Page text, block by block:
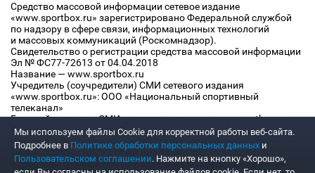
Средство массовой информации сетевое издание
«www.sportbox.ru» зарегистрировано Федеральной службой
по надзору в сфере связи, информационных технологий
и массовых коммуникаций (Роскомнадзор).
Свидетельство о регистрации средства массовой информации
Эл № ФС77-72613 от 04.04.2018
Название — www.sportbox.ru
Учредитель (соучредители) СМИ сетевого издания
«www.sportbox.ru»: ООО «Национальный спортивный
телеканал»
Главный редактор СМИ сетевого издания «www.sportbox.ru»:
Конов В.А.
Номер телефона редакции СМИ сетевого издания
«www.sportbox.ru»: +7 (495) 653 8419
Адрес электронной почты редакции СМИ сетевого издания
Мы используем файлы Сookie для корректной работы веб-сайта.
Подробнее в Политике обработки персональных данных и
Пользовательском соглашении. Нажмите на кнопку «Хорошо»,